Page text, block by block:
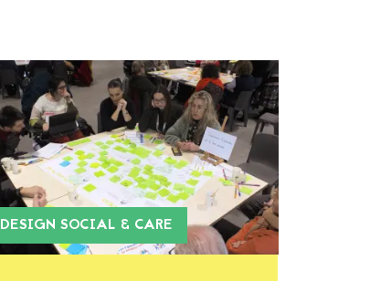
DESIGN SOCIAL & CARE